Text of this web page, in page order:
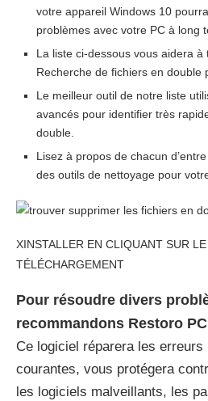
votre appareil Windows 10
problèmes avec votre PC à long
La liste ci-dessous vous aidera à
Recherche de fichiers en double
Le meilleur outil de notre liste
avancés pour identifier très
double.
Lisez à propos de chacun
des outils de nettoyage pour
XINSTALLER EN CLIQUANT SUR
TÉLÉCHARGEMENT
Pour résoudre divers
recommandons Restoro
Ce logiciel réparera les erreurs
courantes, vous protégera
les logiciels malveillants, les